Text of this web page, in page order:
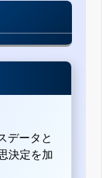
データと
決定を加